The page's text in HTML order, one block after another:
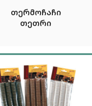
თერმოჩაჩი
თეთრი